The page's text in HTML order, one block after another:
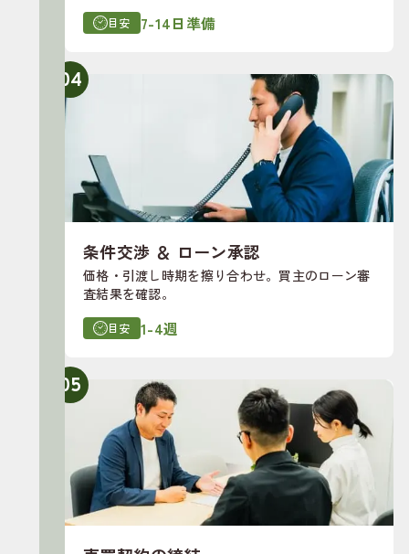
目安 7-14日準備
04
条件交渉 ＆ ローン承認
価格・引渡し時期を擦り合わせ。買主のローン審
査結果を確認。
目安 1-4週
05